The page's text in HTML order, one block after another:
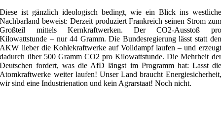
Diese ist gänzlich ideologisch bedingt, wie ein Blick ins westliche
Nachbarland beweist: Derzeit produziert Frankreich seinen Strom zum
Großteil mittels Kernkraftwerken. Der CO2-Ausstoß pro
Kilowattstunde – nur 44 Gramm. Die Bundesregierung lässt statt den
AKW lieber die Kohlekraftwerke auf Volldampf laufen – und erzeugt
dadurch über 500 Gramm CO2 pro Kilowattstunde. Die Mehrheit der
Deutschen fordert, was die AfD längst im Programm hat: Lasst die
Atomkraftwerke weiter laufen! Unser Land braucht Energiesicherheit,
wir sind eine Industrienation und kein Agrarstaat! Noch nicht.